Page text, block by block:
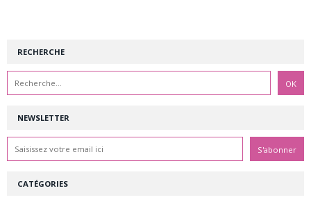
NEWSLETTER
RECHERCHE
CATÉGORIES